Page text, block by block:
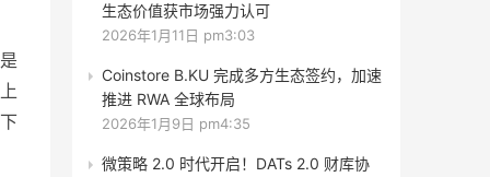
生态价值获市场强力认可
2026年1月11日 pm3:03
Coinstore B.KU 完成多方生态签约，加速
推进 RWA 全球布局
2026年1月9日 pm4:35
微策略 2.0 时代开启！DATs 2.0 财库协